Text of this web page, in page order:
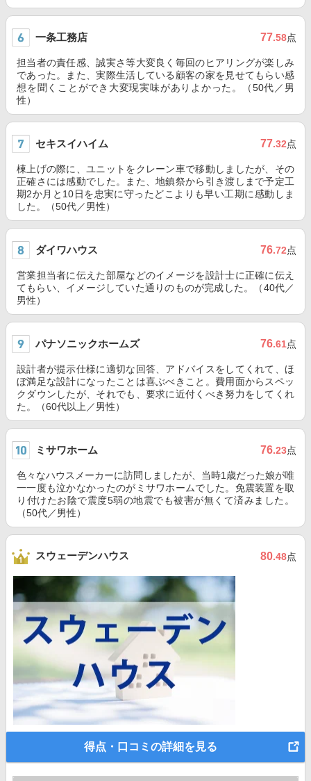
一条工務店 77.58点
担当者の責任感、誠実さ等大変良く毎回のヒアリングが楽しみ
であった。また、実際生活している顧客の家を見せてもらい感
想を聞くことができ大変現実味がありよかった。（50代／男
性）
セキスイハイム 77.32点
棟上げの際に、ユニットをクレーン車で移動しましたが、その
正確さには感動でした。また、地鎮祭から引き渡しまで予定工
期2か月と10日を忠実に守ったどこよりも早い工期に感動しま
した。（50代／男性）
ダイワハウス 76.72点
営業担当者に伝えた部屋などのイメージを設計士に正確に伝え
てもらい、イメージしていた通りのものが完成した。（40代／
男性）
パナソニックホームズ 76.61点
設計者が提示仕様に適切な回答、アドバイスをしてくれて、ほ
ぼ満足な設計になったことは喜ぶべきこと。費用面からスペッ
クダウンしたが、それでも、要求に近付くべき努力をしてくれ
た。（60代以上／男性）
ミサワホーム 76.23点
色々なハウスメーカーに訪問しましたが、当時1歳だった娘が唯
一一度も泣かなかったのがミサワホームでした。免震装置を取
り付けたお陰で震度5弱の地震でも被害が無くて済みました。
（50代／男性）
スウェーデンハウス 80.48点
得点・口コミの詳細を見る